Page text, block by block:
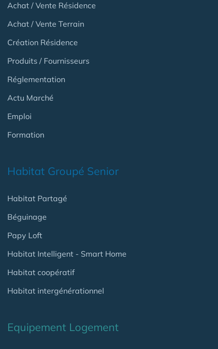
Achat / Vente Résidence
Achat / Vente Terrain
Création Résidence
Produits / Fournisseurs
Réglementation
Actu Marché
Emploi
Formation
Habitat Groupé Senior
Habitat Partagé
Béguinage
Papy Loft
Habitat Intelligent - Smart Home
Habitat coopératif
Habitat intergénérationnel
Equipement Logement